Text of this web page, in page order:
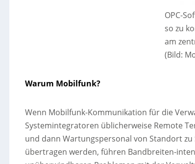
OPC-
so zu
am
(Bild:
Warum Mobilfunk?
Wenn Mobilfunk-Kommunikation für die
Systemintegratoren üblicherweise Remote
und dann Wartungspersonal von Standort
übertragen werden, führen Bandbreiten-